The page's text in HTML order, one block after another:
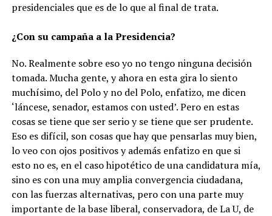
presidenciales que es de lo que al final de trata.
¿Con su campaña a la Presidencia?
No. Realmente sobre eso yo no tengo ninguna decisión
tomada. Mucha gente, y ahora en esta gira lo siento
muchísimo, del Polo y no del Polo, enfatizo, me dicen
‘láncese, senador, estamos con usted’. Pero en estas
cosas se tiene que ser serio y se tiene que ser prudente.
Eso es difícil, son cosas que hay que pensarlas muy bien,
lo veo con ojos positivos y además enfatizo en que si
esto no es, en el caso hipotético de una candidatura mía,
sino es con una muy amplia convergencia ciudadana,
con las fuerzas alternativas, pero con una parte muy
importante de la base liberal, conservadora, de La U, de